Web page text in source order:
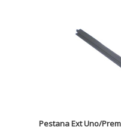
Pestana Ext Uno/